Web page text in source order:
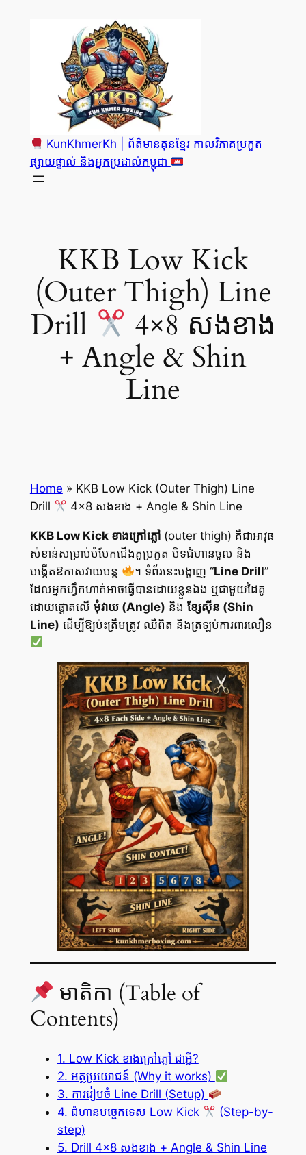
KunKhmerKh | ព័ត៌មានគុនខ្មែរ កាលវិភាគប្រកួត
ផ្សាយផ្ទាល់ និងអ្នកប្រដាល់កម្ពុជា
KKB Low Kick
(Outer Thigh) Line
Drill
4×8 សងខាង
+ Angle & Shin
Line
Home » KKB Low Kick (Outer Thigh) Line
Drill
4×8 សងខាង + Angle & Shin Line
KKB Low Kick ខាងក្រៅភ្លៅ(outer thigh) គឺជាអាវុធ
សំខាន់សម្រាប់បំបែកជើងគូប្រកួត បិទជំហានចូល និង
បង្កើតឱកាសវាយបន្ត
។ ទំព័រនេះបង្ហាញ “Line Drill”
ដែលអ្នកហ្វឹកហាត់អាចធ្វើបានដោយខ្លួនឯង ឬជាមួយដៃគូ
ដោយផ្តោតលើ មុំវាយ (Angle) និង ខ្សែស៊ីន (Shin
Line) ដើម្បីឱ្យប៉ះត្រឹមត្រូវ ឈឺពិត និងត្រឡប់ការពារលឿន
មាតិកា (Table of
Contents)
1. Low Kick ខាងក្រៅភ្លៅ ជាអ្វី?
2. អត្ថប្រយោជន៍ (Why it works)
3. ការរៀបចំ Line Drill (Setup)
4. ជំហានបច្ចេកទេស Low Kick
(Step-by-
step)
5. Drill 4×8 សងខាង + Angle & Shin Line